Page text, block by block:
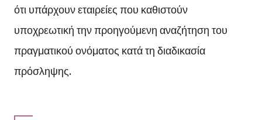
ότι υπάρχουν εταιρείες που καθιστούν
υποχρεωτική την προηγούμενη αναζήτηση του
πραγματικού ονόματος κατά τη διαδικασία
πρόσληψης.